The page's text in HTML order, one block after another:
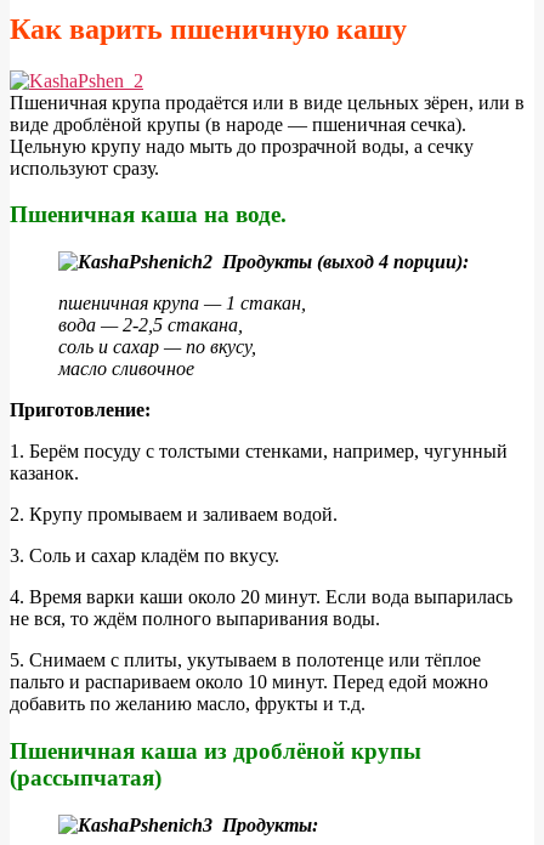
Как варить пшеничную кашу
Пшеничная крупа продаётся или в виде цельных зёрен, или в
виде дроблёной крупы (в народе — пшеничная сечка).
Цельную крупу надо мыть до прозрачной воды, а сечку
используют сразу.
Пшеничная каша на воде.
Продукты (выход 4 порции):
пшеничная крупа — 1 стакан,
вода — 2-2,5 стакана,
соль и сахар — по вкусу,
масло сливочное
Приготовление:
1. Берём посуду с толстыми стенками, например, чугунный
казанок.
2. Крупу промываем и заливаем водой.
3. Соль и сахар кладём по вкусу.
4. Время варки каши около 20 минут. Если вода выпарилась
не вся, то ждём полного выпаривания воды.
5. Снимаем с плиты, укутываем в полотенце или тёплое
пальто и распариваем около 10 минут. Перед едой можно
добавить по желанию масло, фрукты и т.д.
Пшеничная каша из дроблёной крупы
(рассыпчатая)
Продукты: